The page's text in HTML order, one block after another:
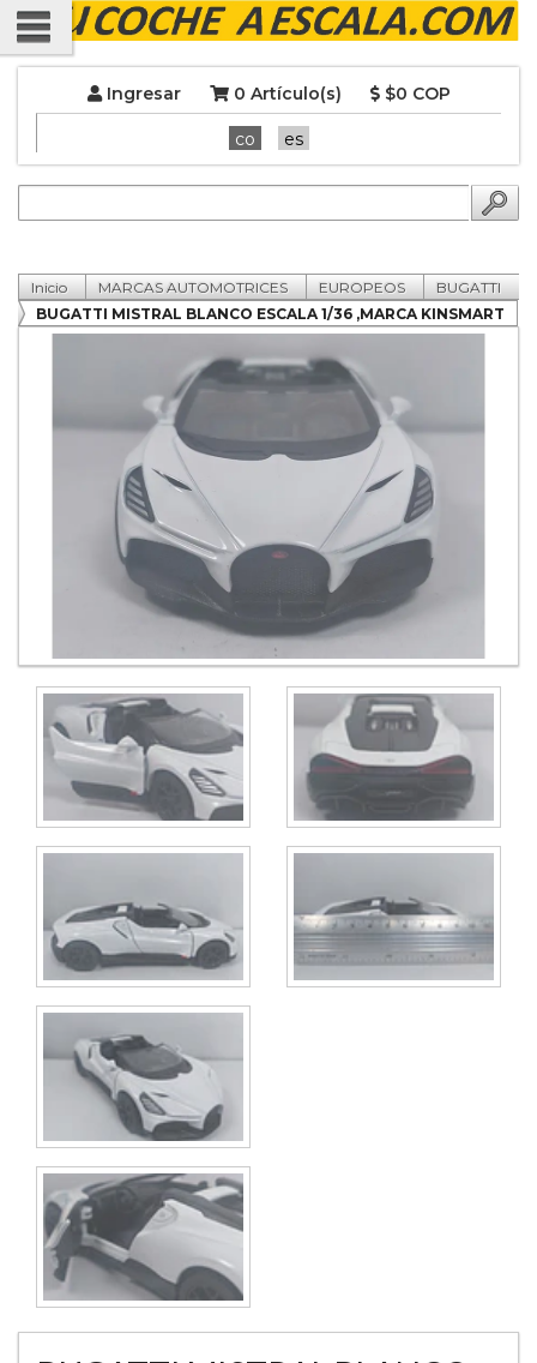
Ingresar 0 Artículo(s) $0 COP
co es
Inicio MARCAS AUTOMOTRICES EUROPEOS
BUGATTI
BUGATTI MISTRAL BLANCO ESCALA 1/36 ,MARCA KINSMART